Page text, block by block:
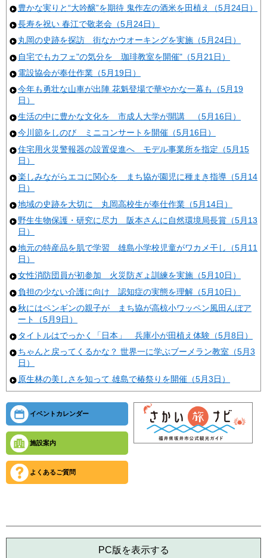
豊かな実りと“大吟醸”を期待 鬼作左の酒米を田植え（5月24日）
長寿を祝い 春江で敬老会（5月24日）
丸岡の史跡を探訪 街なかウオーキングを実施（5月24日）
自宅でもカフェ"の気分を 珈琲教室を開催"（5月21日）
電設協会が奉仕作業（5月19日）
今年も勇壮な山車が出陣 花魁登場で華やかな一幕も（5月19
日）
生活の中に豊かな文化を 市成人大学が開講 （5月16日）
今川節をしのび ミニコンサートを開催（5月16日）
住宅用火災警報器の設置促進へ モデル事業所を指定（5月15
日）
楽しみながらエコに関心を まち協が園児に種まき指導（5月14
日）
地域の史跡を大切に 丸岡高校生が奉仕作業（5月14日）
野生生物保護・研究に尽力 阪本さんに自然環境局長賞（5月13
日）
地元の特産品を肌で学習 雄島小学校児童がワカメ干し（5月11
日）
女性消防団員が初参加 火災防ぎょ訓練を実施（5月10日）
負担の少ない介護に向け 認知症の実態を理解（5月10日）
秋にはペンギンの親子が まち協が高椋小ワッペン風田んぼア
ート（5月9日）
タイトルはでっかく「日本」 兵庫小が田植え体験（5月8日）
ちゃんと戻ってくるかな？ 世界一に学ぶブーメラン教室（5月3
日）
原生林の美しさを知って 雄島で椿祭りを開催（5月3日）
イベントカレンダー
施設案内
よくあるご質問
PC版を表示する